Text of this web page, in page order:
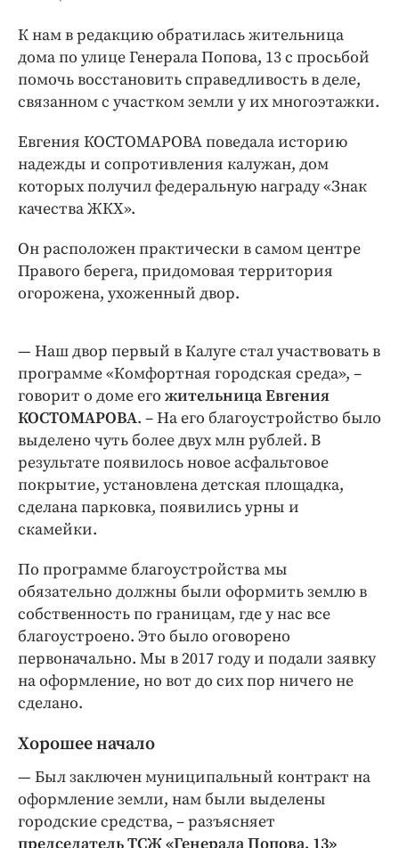
Интересное чтиво
Клиника года
Бренд года
Работодатель года
К нам в редакцию обратилась жительница
дома по улице Генерала Попова, 13 с просьбой
помочь восстановить справедливость в деле,
связанном с участком земли у их многоэтажки.
Евгения КОСТОМАРОВА поведала историю
надежды и сопротивления калужан, дом
которых получил федеральную награду «Знак
качества ЖКХ».
Он расположен практически в самом центре
Правого берега, придомовая территория
огорожена, ухоженный двор.
— Наш двор первый в Калуге стал участвовать в
программе «Комфортная городская среда», –
говорит о доме его жительница Евгения
КОСТОМАРОВА. – На его благоустройство было
выделено чуть более двух млн рублей. В
результате появилось новое асфальтовое
покрытие, установлена детская площадка,
сделана парковка, появились урны и
скамейки.
По программе благоустройства мы
обязательно должны были оформить землю в
собственность по границам, где у нас все
благоустроено. Это было оговорено
первоначально. Мы в 2017 году и подали заявку
на оформление, но вот до сих пор ничего не
сделано.
Хорошее начало
— Был заключен муниципальный контракт на
оформление земли, нам были выделены
городские средства, – разъясняет